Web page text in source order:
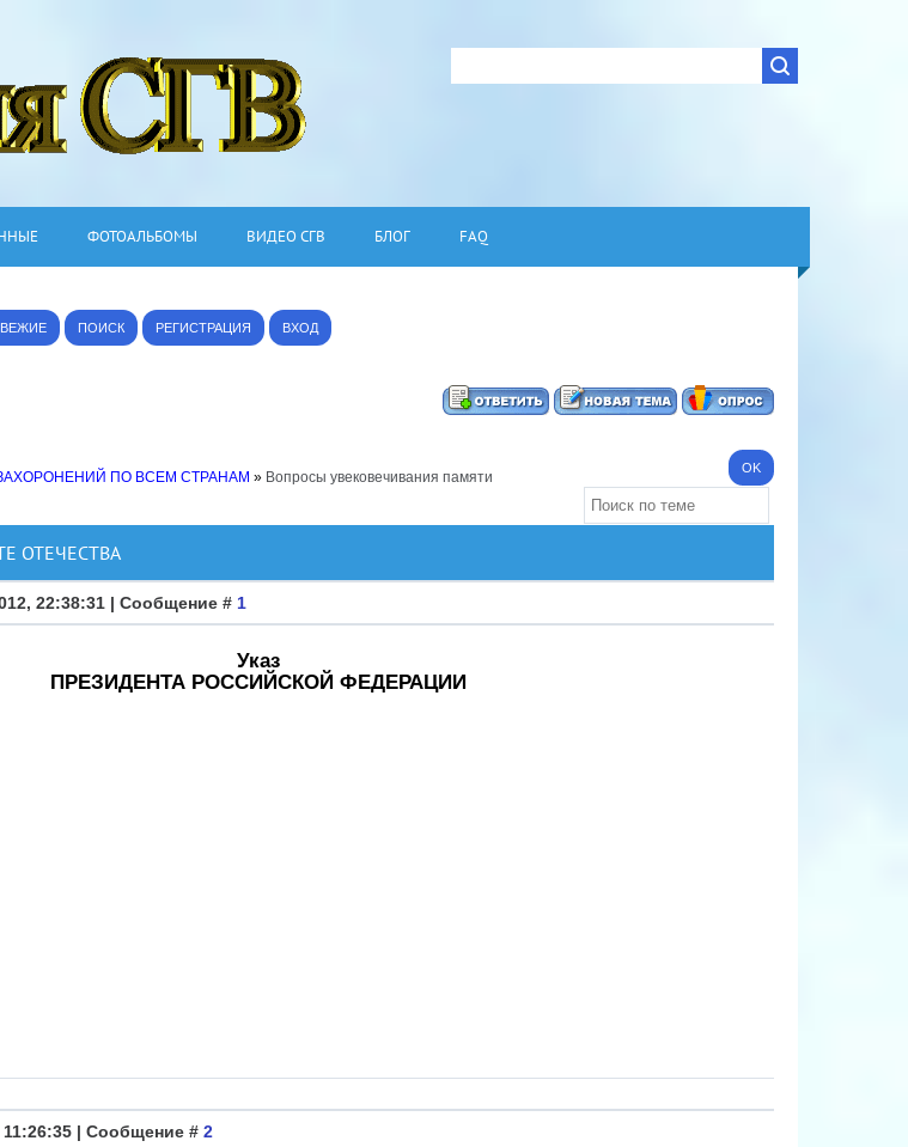
ФОТОАЛЬБОМЫ ВИДЕО СГВ БЛОГ FAQ
ПОИСК РЕГИСТРАЦИЯ ВХОД
ПО ВСЕМ СТРАНАМ » Вопросы увековечивания памяти
ОТЕЧЕСТВА
22:38:31 | Сообщение # 1
Указ
ПРЕЗИДЕНТА РОССИЙСКОЙ ФЕДЕРАЦИИ
| Сообщение # 2